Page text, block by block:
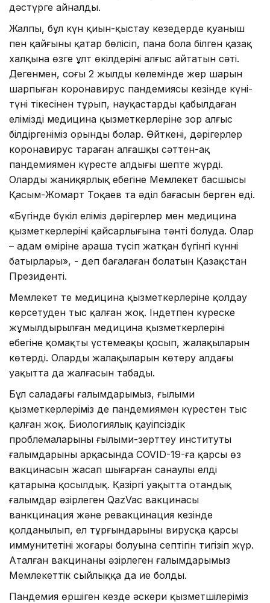
дәстүрге айналды.
Жалпы, бұл күн қиын-қыстау кезеңдерде қуаныш
пен қайғыны қатар бөлісіп, пана бола білген қазақ
халқына өзге ұлт өкілдерінің алғыс айтатын сәті.
Дегенмен, соңғы 2 жылдың көлемінде жер шарын
шарпыған коронавирус пандемиясы кезінде күні-
түні тікесінен тұрып, науқастарды қабылдаған
еліміздің медицина қызметкерлеріне зор алғыс
білдіргеніміз орынды болар. Өйткені, дәрігерлер
коронавирус тараған алғашқы сәттен-ақ
пандемиямен күресте алдыңғы шепте жүрді.
Олардың жаниқярлық еңбегіне Мемлекет басшысы
Қасым-Жомарт Тоқаев та әділ бағасын берген еді.
«Бүгінде бүкіл еліміз дәрігерлер мен медицина
қызметкерлерінің қайсарлығына тәнті болуда. Олар
– адам өміріне араша түсіп жатқан бүгінгі күннің
батырлары», - деп бағалаған болатын Қазақстан
Президенті.
Мемлекет те медицина қызметкерлеріне қолдау
көрсетуден тыс қалған жоқ. Індетпен күреске
жұмылдырылған медицина қызметкерлерінің
еңбегіне қомақты үстемеақы қосып, жалақыларын
көтерді. Олардың жалақыларын көтеру алдағы
уақытта да жалғасын табады.
Бұл саладағы ғалымдарымыз, ғылыми
қызметкерлеріміз де пандемиямен күрестен тыс
қалған жоқ. Биологиялық қауіпсіздік
проблемаларының ғылыми-зерттеу институты
ғалымдарының арқасында COVID-19-ға қарсы өз
вакцинасын жасап шығарған санаулы елдің
қатарына қосылдық. Қазіргі уақытта отандық
ғалымдар әзірлеген QazVac вакцинасы
ванкцинация және ревакцинация кезінде
қолданылып, ел тұрғындарының вирусқа қарсы
иммунитетінің жоғары болуына септігін тигізіп жүр.
Аталған вакцинаны әзірлеген ғалымдарымыз
Мемлекеттік сыйлыққа да ие болды.
Пандемия өршіген кезде әскери қызметшілеріміз